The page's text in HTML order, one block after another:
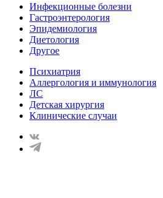
Инфекционные болезни
Гастроэнтерология
Эпидемиология
Диетология
Другое
Психиатрия
Аллергология и иммунология
ЛС
Детская хирургия
Клинические случаи